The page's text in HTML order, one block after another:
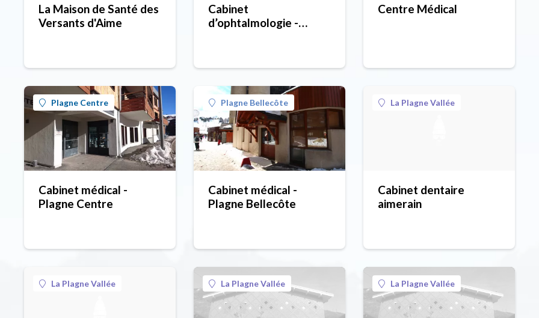
La Maison de Santé des
Versants d'Aime
Cabinet
d’ophtalmologie -
Centre Médical
Plagne Centre
Cabinet médical -
Plagne Centre
Plagne Bellecôte
Cabinet médical -
Plagne Bellecôte
La Plagne Vallée
Cabinet dentaire
aimerain
La Plagne Vallée La Plagne Vallée La Plagne Vallée